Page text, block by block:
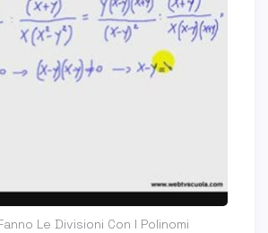
Le Divisioni Con I Polinomi